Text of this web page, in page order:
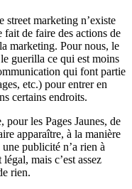
street marketing n’existe
fait de faire des actions de
marketing. Pour nous, le
guerilla ce qui est moins
qui font partie
etc.) pour entrer en
certains endroits.
les Pages Jaunes, de
apparaître, à la manière
publicité n’a rien à
mais c’est assez
rien.